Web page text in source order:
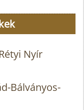
Nyír
Bálványos-